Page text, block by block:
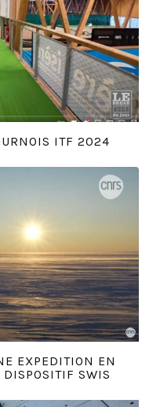
ITF 2024
EXPEDITION EN
DISPOSITIF SWIS